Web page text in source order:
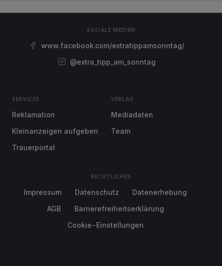
SOZIALE MEDIEN
www.facebook.com/extratippamsonntag/
@extra_tipp_am_sonntag
SERVICES
Reklamation
Kleinanzeigen aufgeben
Trauerportal
VERLAG
Mediadaten
Team
RECHTLICHES
Impressum Datenschutz
Datenerhebung
AGB
Barrierefreiheitserklärung
Cookie-Einstellungen